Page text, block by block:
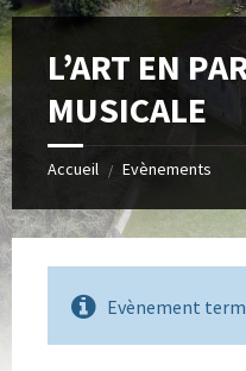
L’ART EN
MUSICALE
Accueil / Evènements
Evènement